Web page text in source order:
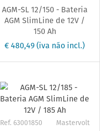
AGM-SL 12/150 - Bateria
AGM SlimLine de 12V /
150 Ah
€ 480,49(iva não incl.)
Ref. 63001850 Mastervolt